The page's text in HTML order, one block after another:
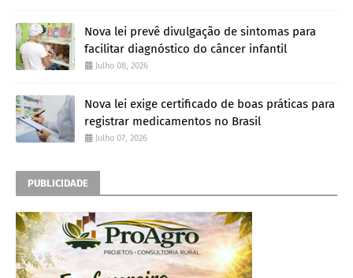
Nova lei prevê divulgação de sintomas para
facilitar diagnóstico do câncer infantil
Julho 08, 2026
Nova lei exige certificado de boas práticas para
registrar medicamentos no Brasil
Julho 07, 2026
PUBLICIDADE